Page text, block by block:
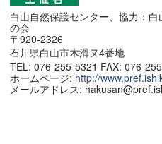
白山自然保護センター、協力：
の会
〒920-2326
石川県白山市木滑ヌ4番地
TEL: 076-255-5321 FAX: 076-
ホームページ: http://
メールアドレス: